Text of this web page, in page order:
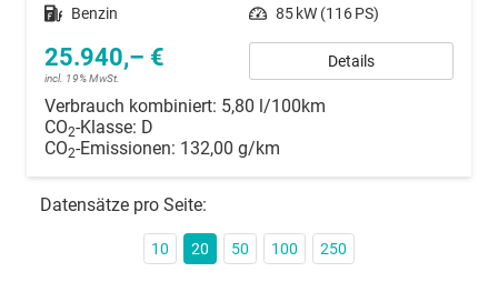
Kraftstoff Benzin Leistung 85 kW (116 PS)
25.940,– €
incl. 19% MwSt.
Details
Verbrauch kombiniert: 5,80 l/100km
CO2-Klasse: D
CO2-Emissionen: 132,00 g/km
Datensätze pro Seite:
10 20 50 100 250